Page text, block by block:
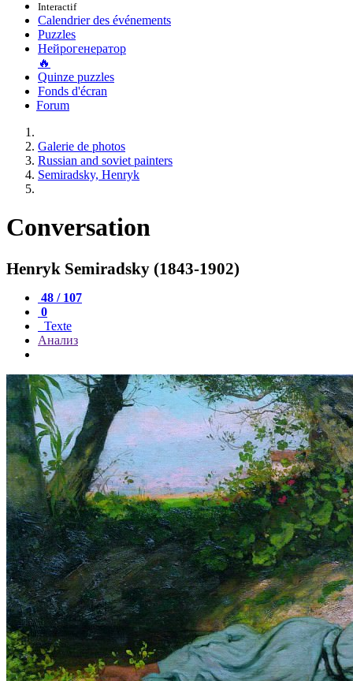
Interactif
Calendrier des événements
Puzzles
Нейрогенератор
🔥
Quinze puzzles
Fonds d'écran
Forum
Galerie de photos
Russian and soviet painters
Semiradsky, Henryk
Conversation
Henryk Semiradsky (1843-1902)
48 / 107
0
Texte
Анализ